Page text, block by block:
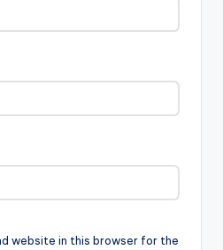
website in this browser for the